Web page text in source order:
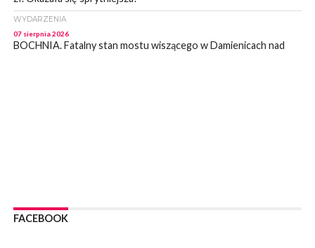
WYDARZENIA
07 sierpnia 2026
BOCHNIA. Fatalny stan mostu wiszącego w Damienicach nad
06 sierpnia 2026
Z BOCHNI NA JASNĄ GÓRĘ. Trzeci dzień wędrówki [ZDJĘCIA]
FACEBOOK